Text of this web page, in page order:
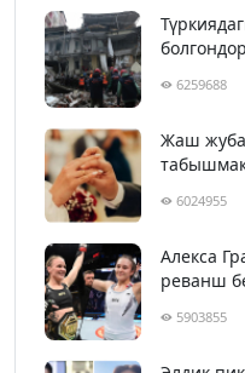
6259688
Жаш
6024955
Алекса
реванш
5903855